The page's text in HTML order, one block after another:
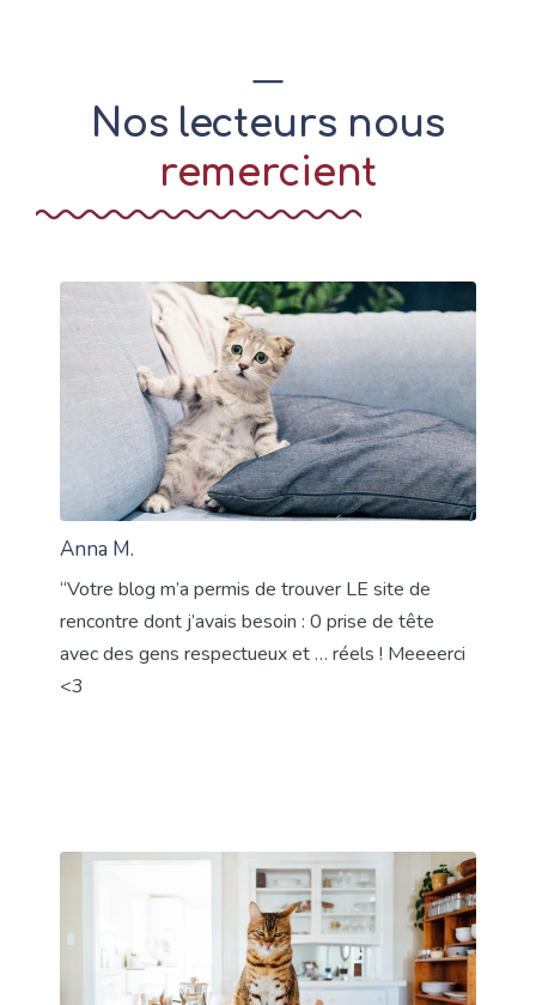
Nos lecteurs nous
remercient
Anna M.
“Votre blog m’a permis de trouver LE site de
rencontre dont j’avais besoin : 0 prise de tête
avec des gens respectueux et … réels ! Meeeerci
<3